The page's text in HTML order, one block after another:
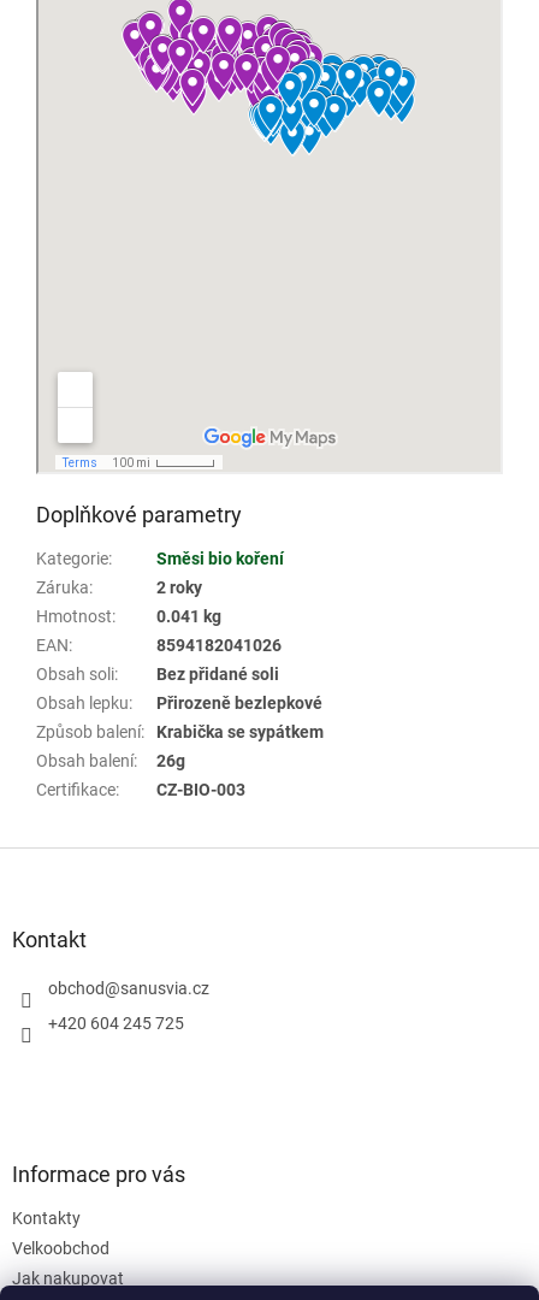
Doplňkové parametry
Kategorie:
Směsi bio koření
Záruka:
2 roky
Hmotnost:
0.041 kg
EAN:
8594182041026
Obsah soli:
Bez přidané soli
Obsah lepku:
Přirozeně bezlepkové
Způsob balení:
Krabička se sypátkem
Obsah balení:
26g
Certifikace: CZ-BIO-003
Kontakt
obchod@sanusvia.cz
+420 604 245 725
Informace pro vás
Kontakty
Velkoobchod
Jak nakupovat